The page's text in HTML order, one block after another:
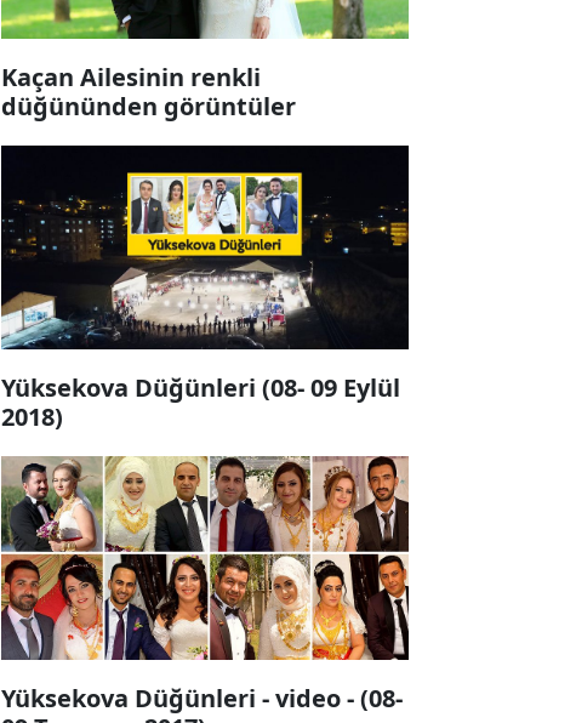
Kaçan Ailesinin renkli
düğününden görüntüler
Yüksekova Düğünleri (08- 09 Eylül
2018)
Yüksekova Düğünleri - video - (08-